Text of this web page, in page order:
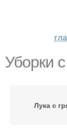
Уборки
Лука с